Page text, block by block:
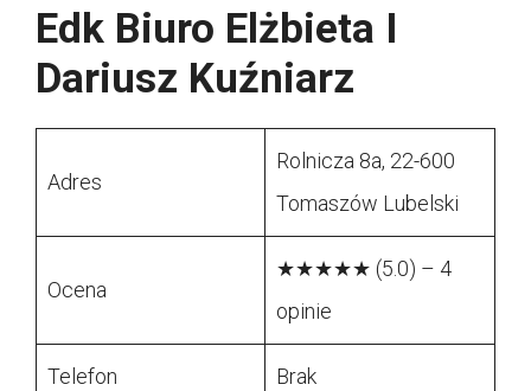
Edk Biuro Elżbieta I
Dariusz Kuźniarz
Adres
Rolnicza 8a, 22-600
Tomaszów Lubelski
Ocena
★★★★★ (5.0) – 4
opinie
Telefon Brak